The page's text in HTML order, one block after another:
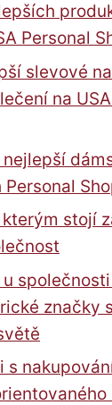
Personal
slevové
na
stojí
společnosti
značky
s